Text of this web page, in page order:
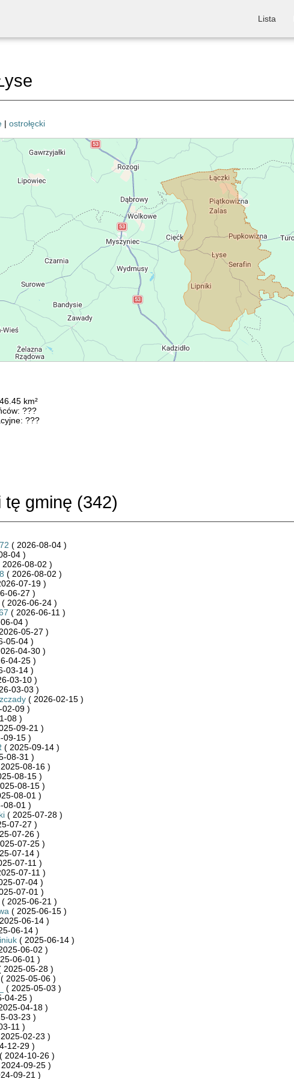
Lista
| ostrołęcki
km²
???
???
tę gminę (342)
( 2026-08-04 )
04 )
08-02 )
( 2026-08-02 )
07-19 )
06-27 )
2026-06-24 )
( 2026-06-11 )
04 )
05-27 )
05-04 )
04-30 )
04-25 )
03-14 )
03-10 )
03-03 )
( 2026-02-15 )
09 )
08 )
09-21 )
15 )
( 2025-09-14 )
08-31 )
08-16 )
08-15 )
08-15 )
08-01 )
01 )
( 2025-07-28 )
07-27 )
07-26 )
07-25 )
07-14 )
07-11 )
07-11 )
07-04 )
07-01 )
2025-06-21 )
( 2025-06-15 )
06-14 )
06-14 )
( 2025-06-14 )
06-02 )
06-01 )
05-28 )
2025-05-06 )
( 2025-05-03 )
04-25 )
04-18 )
03-23 )
11 )
02-23 )
12-29 )
2024-10-26 )
09-25 )
09-21 )